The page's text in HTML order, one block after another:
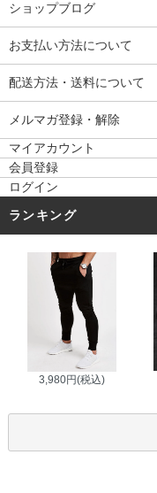
ショップブログ
お支払い方法について
配送方法・送料について
メルマガ登録・解除
マイアカウント
会員登録
ログイン
ランキング
3,980円(税込)